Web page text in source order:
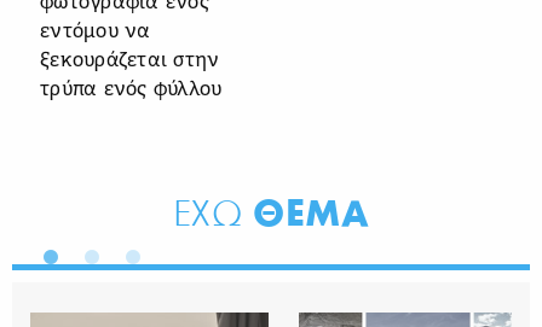
εντόμου να
ξεκουράζεται στην
τρύπα ενός φύλλου
ΕΧΩ ΘΕΜΑ